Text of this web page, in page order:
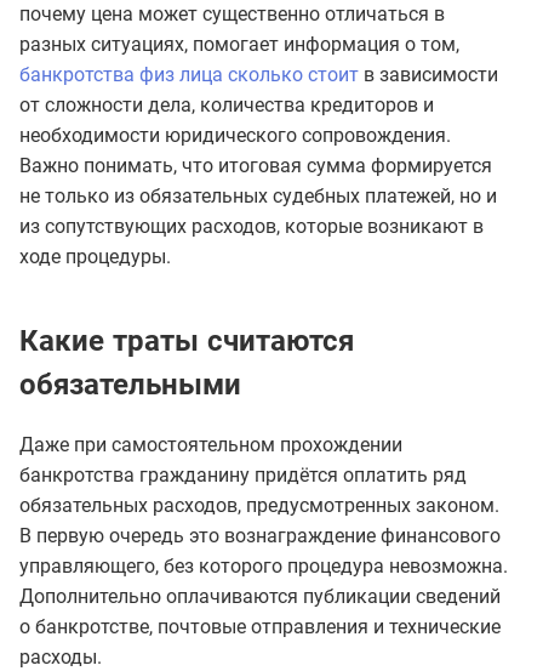
почему цена может существенно отличаться в
разных ситуациях, помогает информация о том,
банкротства физ лица сколько стоит в зависимости
от сложности дела, количества кредиторов и
необходимости юридического сопровождения.
Важно понимать, что итоговая сумма формируется
не только из обязательных судебных платежей, но и
из сопутствующих расходов, которые возникают в
ходе процедуры.
Какие траты считаются
обязательными
Даже при самостоятельном прохождении
банкротства гражданину придётся оплатить ряд
обязательных расходов, предусмотренных законом.
В первую очередь это вознаграждение финансового
управляющего, без которого процедура невозможна.
Дополнительно оплачиваются публикации сведений
о банкротстве, почтовые отправления и технические
расходы.